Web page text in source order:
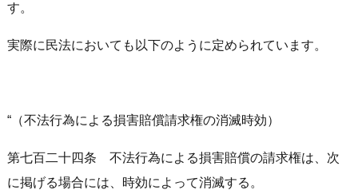
す。
実際に民法においても以下のように定められています。
“（不法行為による損害賠償請求権の消滅時効）
第七百二十四条 不法行為による損害賠償の請求権は、次
に掲げる場合には、時効によって消滅する。